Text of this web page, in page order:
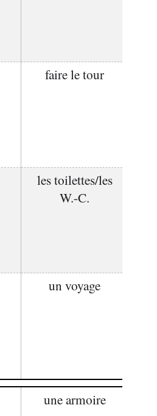
faire le tour
les toilettes/les
W.-C.
un voyage
une armoire